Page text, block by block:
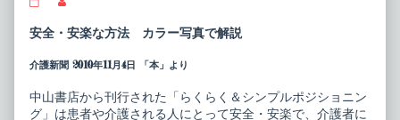
ら
く
シ
プ
ル
posts
by
author
ら
く
安全・安楽な方法 カラー写真で解説
介護新聞 2010年11月4日 「本」より
中山書店から刊行された「らくらく＆シンプルポジショニン
グ」は患者や介護される人にとって安全・安楽で、介護者に